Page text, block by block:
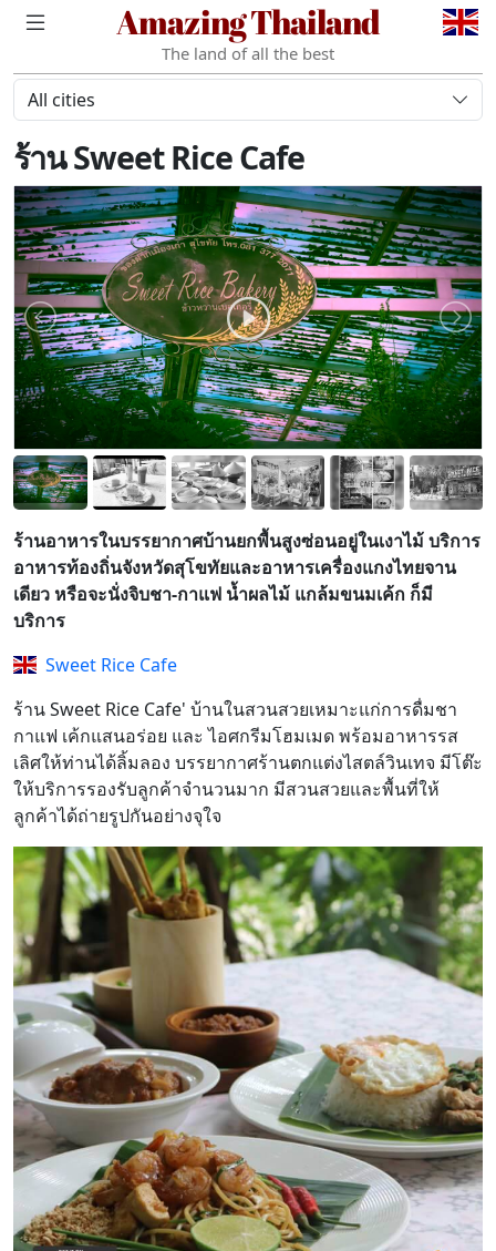
Amazing Thailand
The land of all the best
All cities
ร้าน Sweet Rice Cafe
ร้านอาหารในบรรยากาศบ้านยกพื้นสูงซ่อนอยู่ในเงาไม้ บริการ
อาหารท้องถิ่นจังหวัดสุโขทัยและอาหารเครื่องแกงไทยจาน
เดียว หรือจะนั่งจิบชา-กาแฟ น้ำผลไม้ แกล้มขนมเค้ก ก็มี
บริการ
Sweet Rice Cafe
ร้าน Sweet Rice Cafe' บ้านในสวนสวยเหมาะแก่การดื่มชา
กาแฟ เค้กแสนอร่อย และ ไอศกรีมโฮมเมด พร้อมอาหารรส
เลิศให้ท่านได้ลิ้มลอง บรรยากาศร้านตกแต่งไสตล์วินเทจ มีโต๊ะ
ให้บริการรองรับลูกค้าจำนวนมาก มีสวนสวยและพื้นที่ให้
ลูกค้าได้ถ่ายรูปกันอย่างจุใจ